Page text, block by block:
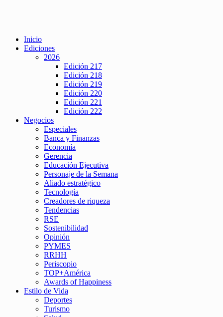
Inicio
Ediciones
2026
Edición 217
Edición 218
Edición 219
Edición 220
Edición 221
Edición 222
Negocios
Especiales
Banca y Finanzas
Economía
Gerencia
Educación Ejecutiva
Personaje de la Semana
Aliado estratégico
Tecnología
Creadores de riqueza
Tendencias
RSE
Sostenibilidad
Opinión
PYMES
RRHH
Periscopio
TOP+América
Awards of Happiness
Estilo de Vida
Deportes
Turismo